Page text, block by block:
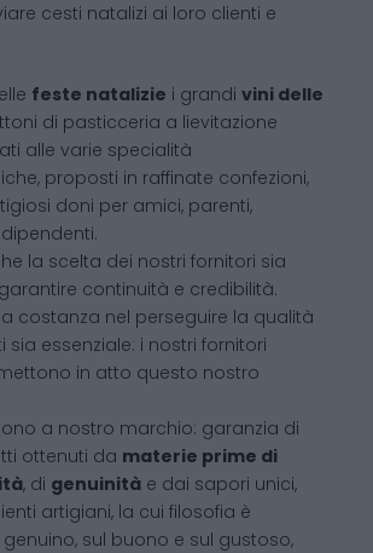
cesti natalizi ai loro clienti e
feste natalizie i grandi vini delle
di pasticceria a lievitazione
alle varie specialità
proposti in raffinate confezioni,
doni per amici, parenti,
la scelta dei nostri fornitori sia
continuità e credibilità.
costanza nel perseguire la qualità
sia essenziale: i nostri fornitori
in atto questo nostro
a nostro marchio: garanzia di
ottenuti da materie prime di
, di genuinità e dai sapori unici,
artigiani, la cui filosofia è
sul buono e sul gustoso,